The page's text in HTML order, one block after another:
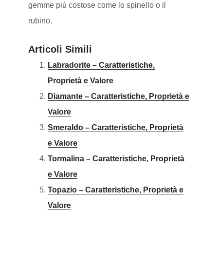
gemme più costose come lo spinello o il
rubino.
Articoli Simili
Labradorite – Caratteristiche,
Proprietà e Valore
Diamante – Caratteristiche, Proprietà e
Valore
Smeraldo – Caratteristiche, Proprietà
e Valore
Tormalina – Caratteristiche, Proprietà
e Valore
Topazio – Caratteristiche, Proprietà e
Valore